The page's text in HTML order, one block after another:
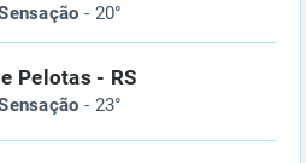
- 20°
Pelotas - RS
- 23°